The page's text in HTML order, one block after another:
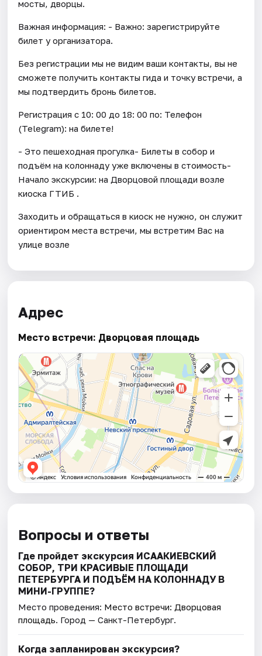
мосты, дворцы.
Важная информация: - Важно: зарегистрируйте
билет у организатора.
Без регистрации мы не видим ваши контакты, вы не
сможете получить контакты гида и точку встречи, а
мы подтвердить бронь билетов.
Регистрация с 10: 00 до 18: 00 по: Телефон
(Telegram): на билете!
- Это пешеходная прогулка- Билеты в собор и
подъём на колоннаду уже включены в стоимость-
Начало экскурсии: на Дворцовой площади возле
киоска ГТИБ .
Заходить и обращаться в киоск не нужно, он служит
ориентиром места встречи, мы встретим Вас на
улице возле
Адрес
Место встречи: Дворцовая площадь
Вопросы и ответы
Где пройдет экскурсия ИСААКИЕВСКИЙ
СОБОР, ТРИ КРАСИВЫЕ ПЛОЩАДИ
ПЕТЕРБУРГА И ПОДЪЁМ НА КОЛОННАДУ В
МИНИ-ГРУППЕ?
Место проведения: Место встречи: Дворцовая
площадь. Город — Санкт-Петербург.
Когда запланирован экскурсия?